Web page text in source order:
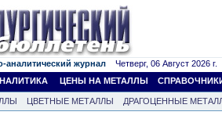
журнал Четверг, 06 Август 2026 г.
ЦЕНЫ НА МЕТАЛЛЫ
ЦВЕТНЫЕ МЕТАЛЛЫ
ДРАГОЦЕННЫЕ